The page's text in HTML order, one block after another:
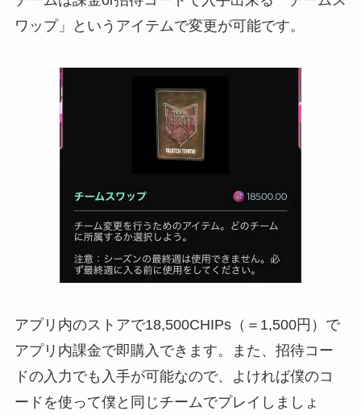
ワップ」というアイテムで変更が可能です。
アプリ内のストアで18,500CHIPs（＝1,500円）で
アプリ内課金で即購入できます。また、招待コー
ドの入力でも入手が可能なので、よければ僕のコ
ードを使って僕と同じチームでプレイしましょ